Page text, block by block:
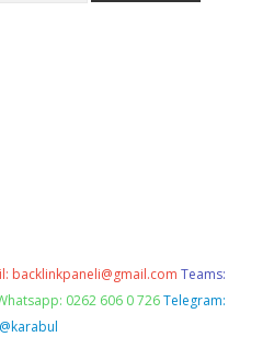
backlinkpaneli@gmail.com Teams:
0262 606 0 726 Telegram:
@karabul